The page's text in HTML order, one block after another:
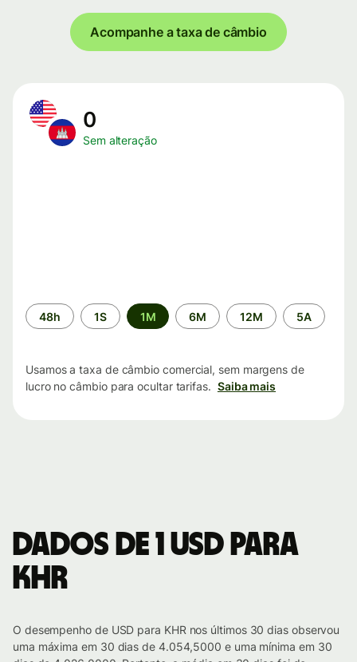
Acompanhe a taxa de câmbio
0
Sem alteração
Período
de
48h 1S 1M 6M 12M 5A
Usamos a taxa de câmbio comercial, sem margens de
lucro no câmbio para ocultar tarifas. Saiba mais
Dados de 1 USD para
KHR
O desempenho de USD para KHR nos últimos 30 dias observou
uma máxima em 30 dias de 4.054,5000 e uma mínima em 30